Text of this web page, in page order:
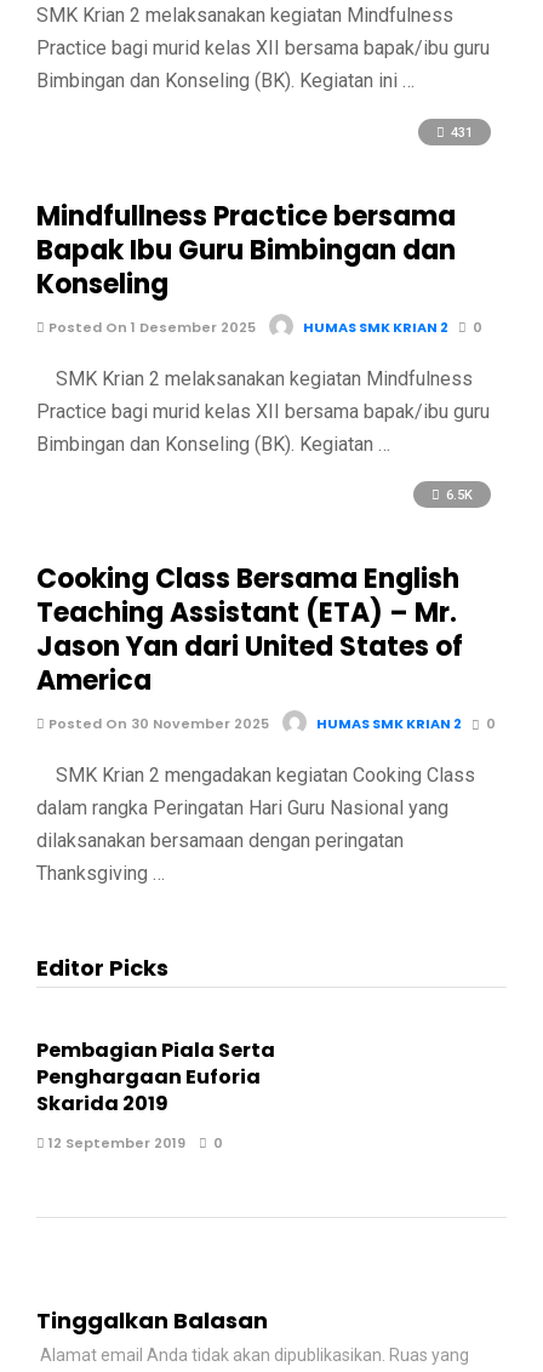
SMK Krian 2 melaksanakan kegiatan Mindfulness
Practice bagi murid kelas XII bersama bapak/ibu guru
Bimbingan dan Konseling (BK). Kegiatan ini …
431
Mindfullness Practice bersama
Bapak Ibu Guru Bimbingan dan
Konseling
Posted On 1 Desember 2025 HUMAS SMK KRIAN 2 0
SMK Krian 2 melaksanakan kegiatan Mindfulness
Practice bagi murid kelas XII bersama bapak/ibu guru
Bimbingan dan Konseling (BK). Kegiatan …
6.5K
Cooking Class Bersama English
Teaching Assistant (ETA) – Mr.
Jason Yan dari United States of
America
Posted On 30 November 2025 HUMAS SMK KRIAN 2 0
SMK Krian 2 mengadakan kegiatan Cooking Class
dalam rangka Peringatan Hari Guru Nasional yang
dilaksanakan bersamaan dengan peringatan
Thanksgiving …
Editor Picks
Pembagian Piala Serta
Penghargaan Euforia
Skarida 2019
12 September 2019 0
Tinggalkan Balasan
Alamat email Anda tidak akan dipublikasikan. Ruas yang